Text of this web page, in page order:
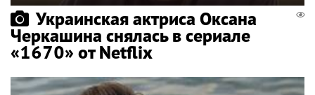
Украинская актриса Оксана
Черкашина снялась в сериале
«1670» от Netflix